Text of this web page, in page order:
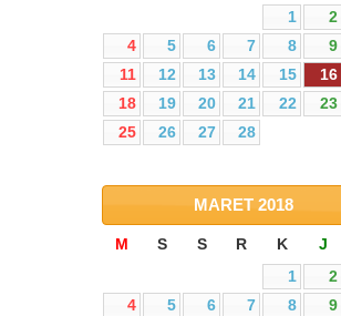
1
2
4
5 6 7 8 9
11
12 13 14 15 16
18
19 20 21 22 23
25
26 27 28
MARET 2018
M S S R K J
1
2
4
5 6 7 8 9